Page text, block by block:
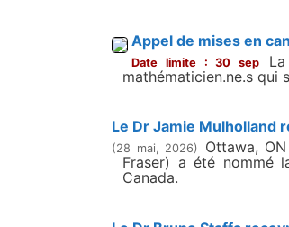
Appel de mises en
Date limite : 30 sep
mathématicien.ne.s qui
Le Dr Jamie Mulholland
(28 mai, 2026)
Ottawa,
Fraser) a été nommé
Canada.